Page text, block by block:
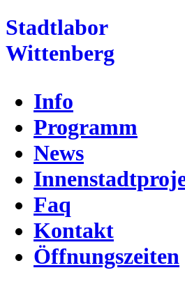
Skip
to
the
content
Stadtlabor
Wittenberg
Info
Programm
News
Faq
Kontakt
Öffnungszeiten